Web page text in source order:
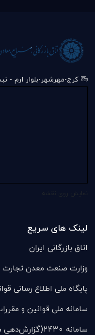
کرج-مهرشهر-بلوار ارم - نبش خ 100 غربی -
لینک های سریع
اتاق بازرگانی ایران
وزارت صنعت معدن تجارت
پایگاه ملی اطلاع رسانی
سامانه ملی قوانين و
سامانه ۲۴۳۰(گزارش‌دهی مقررات خلق الساعه)